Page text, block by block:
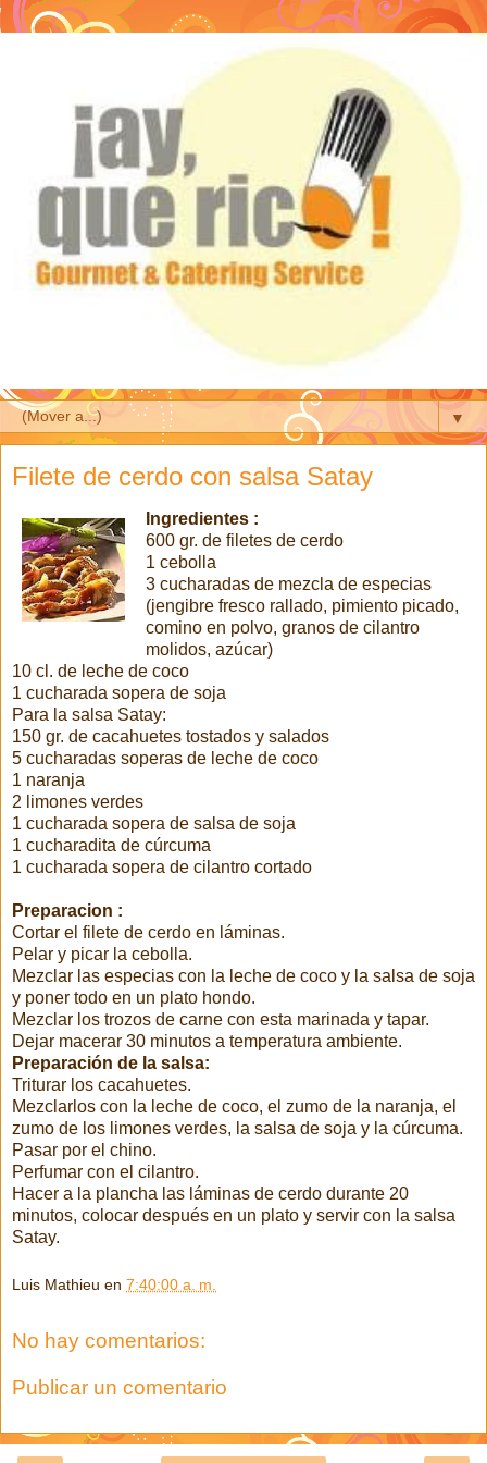
▼
Filete de cerdo con salsa Satay
Ingredientes :
600 gr. de filetes de cerdo
1 cebolla
3 cucharadas de mezcla de especias
(jengibre fresco rallado, pimiento picado,
comino en polvo, granos de cilantro
molidos, azúcar)
10 cl. de leche de coco
1 cucharada sopera de soja
Para la salsa Satay:
150 gr. de cacahuetes tostados y salados
5 cucharadas soperas de leche de coco
1 naranja
2 limones verdes
1 cucharada sopera de salsa de soja
1 cucharadita de cúrcuma
1 cucharada sopera de cilantro cortado
Preparacion :
Cortar el filete de cerdo en láminas.
Pelar y picar la cebolla.
Mezclar las especias con la leche de coco y la salsa de soja
y poner todo en un plato hondo.
Mezclar los trozos de carne con esta marinada y tapar.
Dejar macerar 30 minutos a temperatura ambiente.
Preparación de la salsa:
Triturar los cacahuetes.
Mezclarlos con la leche de coco, el zumo de la naranja, el
zumo de los limones verdes, la salsa de soja y la cúrcuma.
Pasar por el chino.
Perfumar con el cilantro.
Hacer a la plancha las láminas de cerdo durante 20
minutos, colocar después en un plato y servir con la salsa
Satay.
Luis Mathieu en 7:40:00 a. m.
No hay comentarios:
Publicar un comentario